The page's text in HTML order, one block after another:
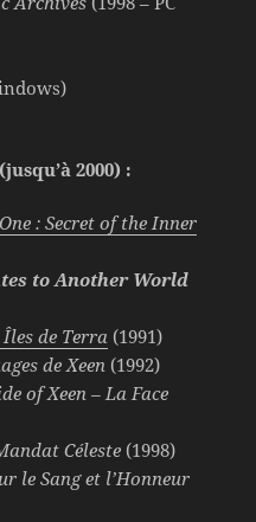
(jusqu’à 2000) :
: Secret of the Inner
to Another World
de Terra (1991)
de Xeen (1992)
of Xeen – La Face
Céleste (1998)
le Sang et l’Honneur